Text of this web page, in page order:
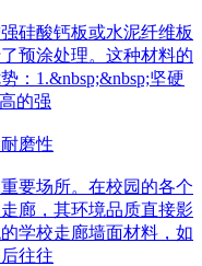
硅酸钙板或水泥纤维板
预涂处理。这种材料的
：1.&nbsp;&nbsp;坚硬
的强
磨性
要场所。在校园的各个
廊，其环境品质直接影
学校走廊墙面材料，如
往往